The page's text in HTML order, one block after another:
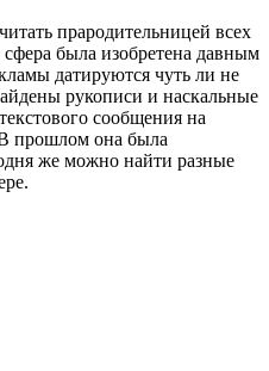
прародительницей всех
была изобретена давным
датируются чуть ли не
рукописи и наскальные
сообщения на
прошлом она была
же можно найти разные